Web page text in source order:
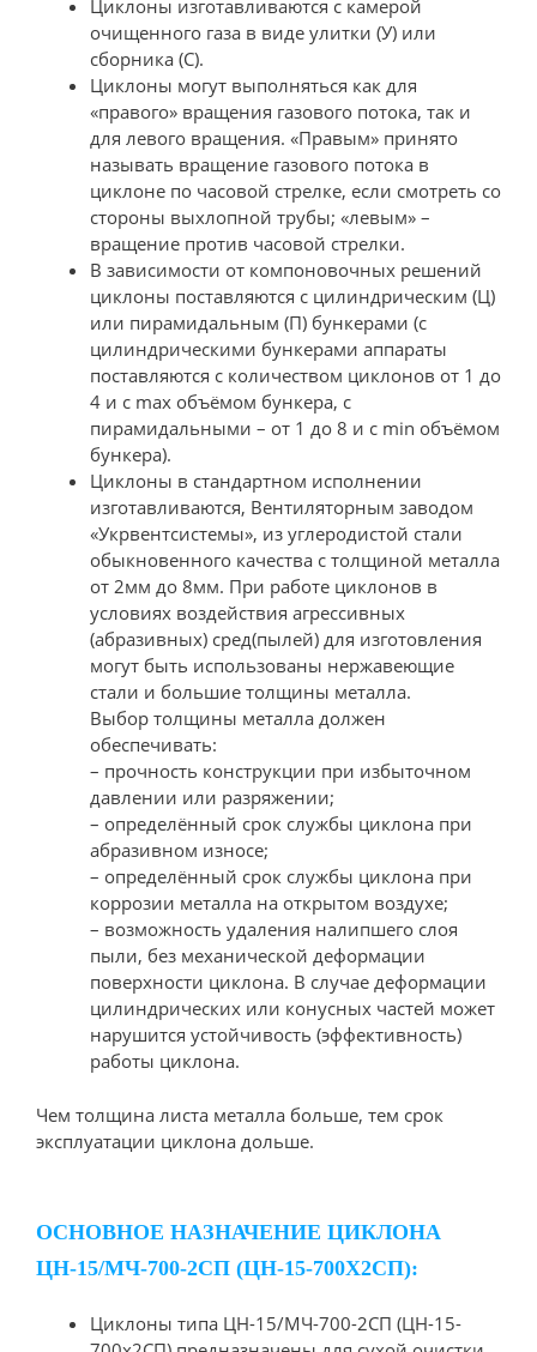
Циклоны изготавливаются с камерой
очищенного газа в виде улитки (У) или
сборника (С).
Циклоны могут выполняться как для
«правого» вращения газового потока, так и
для левого вращения. «Правым» принято
называть вращение газового потока в
циклоне по часовой стрелке, если смотреть со
стороны выхлопной трубы; «левым» –
вращение против часовой стрелки.
В зависимости от компоновочных решений
циклоны поставляются с цилиндрическим (Ц)
или пирамидальным (П) бункерами (с
цилиндрическими бункерами аппараты
поставляются с количеством циклонов от 1 до
4 и с max объёмом бункера, с
пирамидальными – от 1 до 8 и с min объёмом
бункера).
Циклоны в стандартном исполнении
изготавливаются, Вентиляторным заводом
«Укрвентсистемы», из углеродистой стали
обыкновенного качества с толщиной металла
от 2мм до 8мм. При работе циклонов в
условиях воздействия агрессивных
(абразивных) сред(пылей) для изготовления
могут быть использованы нержавеющие
стали и большие толщины металла.
Выбор толщины металла должен
обеспечивать:
– прочность конструкции при избыточном
давлении или разряжении;
– определённый срок службы циклона при
абразивном износе;
– определённый срок службы циклона при
коррозии металла на открытом воздухе;
– возможность удаления налипшего слоя
пыли, без механической деформации
поверхности циклона. В случае деформации
цилиндрических или конусных частей может
нарушится устойчивость (эффективность)
работы циклона.
Чем толщина листа металла больше, тем срок
эксплуатации циклона дольше.
ОСНОВНОЕ НАЗНАЧЕНИЕ ЦИКЛОНА
ЦН-15/МЧ-700-2СП (ЦН-15-700Х2СП):
Циклоны типа ЦН-15/МЧ-700-2СП (ЦН-15-